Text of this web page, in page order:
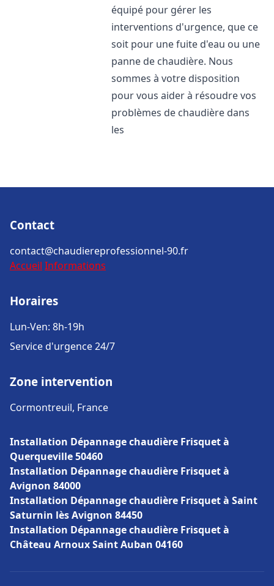
équipé pour gérer les
interventions d'urgence, que ce
soit pour une fuite d'eau ou une
panne de chaudière. Nous
sommes à votre disposition
pour vous aider à résoudre vos
problèmes de chaudière dans
les
Contact
contact@chaudiereprofessionnel-90.fr
Accueil Informations
Horaires
Lun-Ven: 8h-19h
Service d'urgence 24/7
Zone intervention
Cormontreuil, France
Installation Dépannage chaudière Frisquet à
Querqueville 50460
Installation Dépannage chaudière Frisquet à
Avignon 84000
Installation Dépannage chaudière Frisquet à Saint
Saturnin lès Avignon 84450
Installation Dépannage chaudière Frisquet à
Château Arnoux Saint Auban 04160